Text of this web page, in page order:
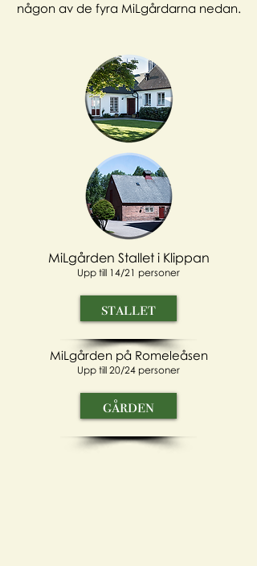
någon av de fyra MiLgårdarna nedan.
MiLgården Stallet i Klippan
Upp till 14/21 personer
stallet
MiLgården på Romeleåsen
Upp till 20/24 personer
gården